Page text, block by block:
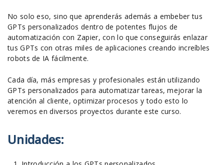
No solo eso, sino que aprenderás además a embeber tus
GPTs personalizados dentro de potentes flujos de
automatización con Zapier, con lo que conseguirás enlazar
tus GPTs con otras miles de aplicaciones creando increíbles
robots de IA fácilmente.
Cada día, más empresas y profesionales están utilizando
GPTs personalizados para automatizar tareas, mejorar la
atención al cliente, optimizar procesos y todo esto lo
veremos en diversos proyectos durante este curso.
Unidades: